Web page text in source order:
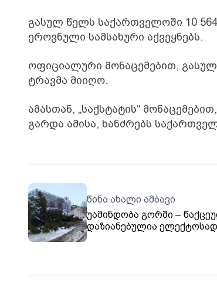
გასულ წელს საქართველოში 10 564
ეროვნული სამსახური აქვეყნებს.
ოფიციალური მონაცემებით, გასულ
ტრავმა მიიღო.
ამასთან, „საქსტატის“
გარდა ამისა, ხანძრებს
წინა ახალი ამბავი
უამინდობა გორში –
დაზიანებულია